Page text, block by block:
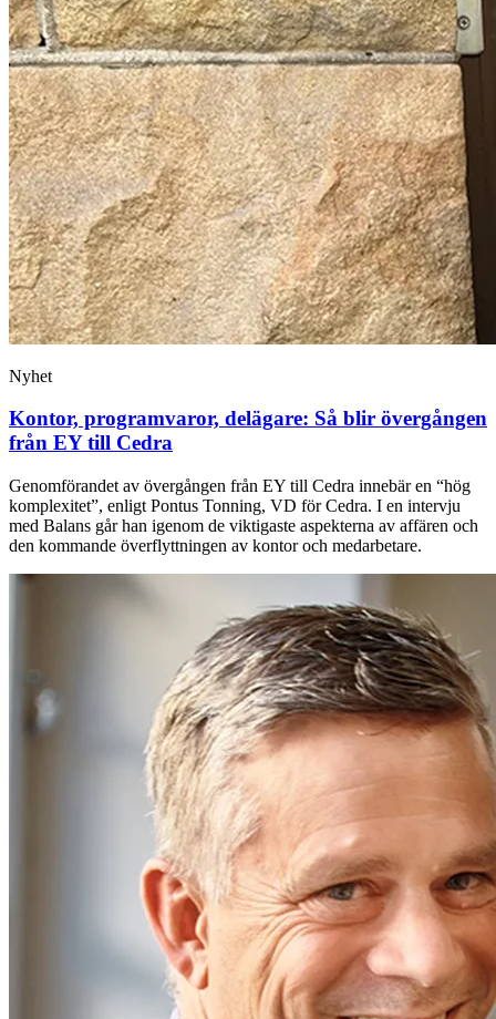
Nyhet
Kontor, programvaror, delägare: Så blir övergången
från EY till Cedra
Genomförandet av övergången från EY till Cedra innebär en “hög
komplexitet”, enligt Pontus Tonning, VD för Cedra. I en intervju
med Balans går han igenom de viktigaste aspekterna av affären och
den kommande överflyttningen av kontor och medarbetare.